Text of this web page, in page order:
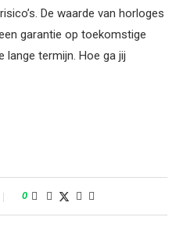
De waarde van horloges
garantie op toekomstige
lange termijn. Hoe ga jij
0